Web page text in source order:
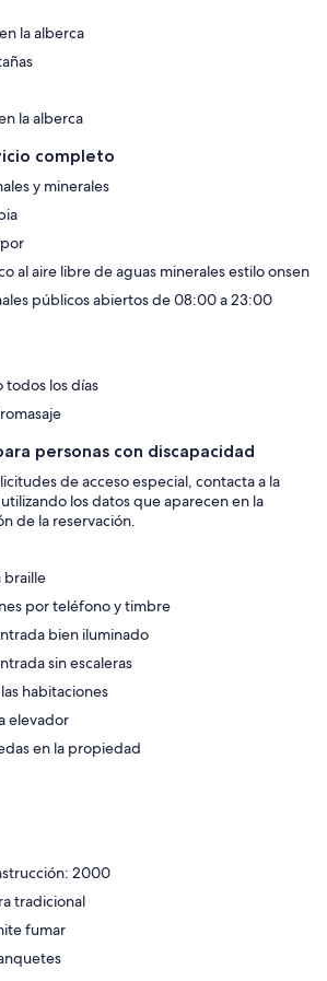
la alberca
la alberca
completo
y minerales
al aire libre de aguas minerales estilo onsen
públicos abiertos de 08:00 a 23:00
todos los días
personas con discapacidad
de acceso especial, contacta a la
los datos que aparecen en la
de la reservación.
braille
por teléfono y timbre
bien iluminado
sin escaleras
habitaciones
elevador
en la propiedad
2000
tradicional
fumar